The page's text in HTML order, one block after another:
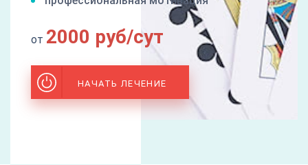
от 2000 руб/сут
НАЧАТЬ ЛЕЧЕНИЕ